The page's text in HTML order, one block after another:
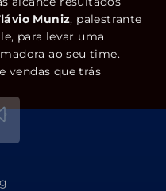
Muniz, palestrante
para levar uma
ao seu time.
vendas que trás